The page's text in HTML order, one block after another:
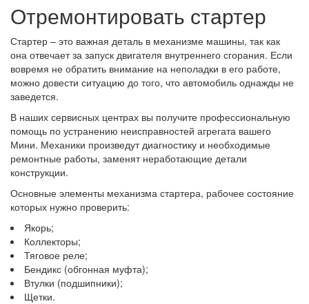
Отремонтировать стартер
Стартер – это важная деталь в механизме машины, так как
она отвечает за запуск двигателя внутреннего сгорания. Если
вовремя не обратить внимание на неполадки в его работе,
можно довести ситуацию до того, что автомобиль однажды не
заведется.
В наших сервисных центрах вы получите профессиональную
помощь по устранению неисправностей агрегата вашего
Мини. Механики произведут диагностику и необходимые
ремонтные работы, заменят неработающие детали
конструкции.
Основные элементы механизма стартера, рабочее состояние
которых нужно проверить:
Якорь;
Коллекторы;
Тяговое реле;
Бендикс (обгонная муфта);
Втулки (подшипники);
Щетки.